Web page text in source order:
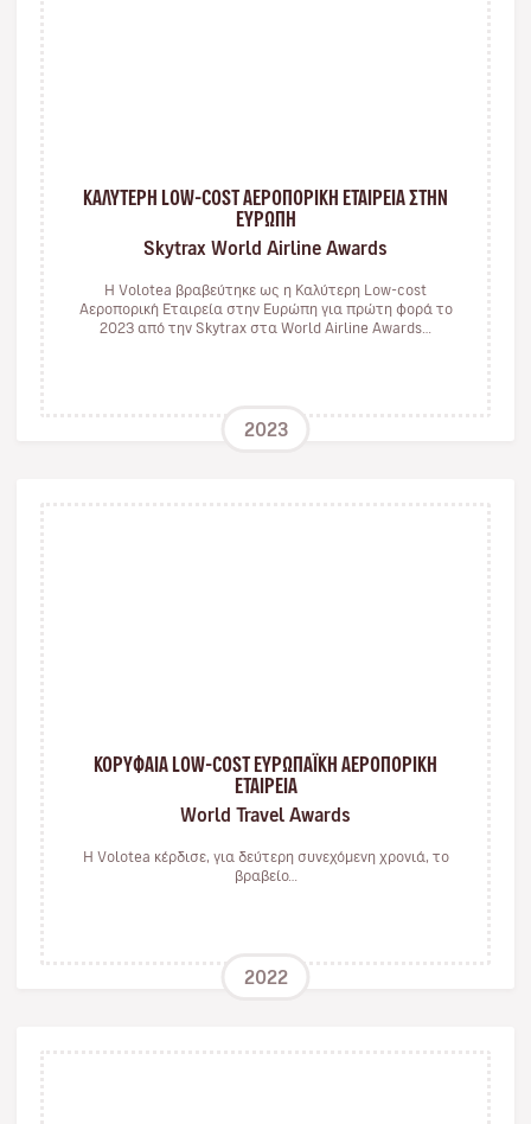
ΚΑΛΥΤΕΡΗ LOW-COST ΑΕΡΟΠΟΡΙΚΗ ΕΤΑΙΡΕΙΑ ΣΤΗΝ
ΕΥΡΩΠΗ
Skytrax World Airline Awards
Η Volotea βραβεύτηκε ως η Καλύτερη Low-cost
Αεροπορική Εταιρεία στην Ευρώπη για πρώτη φορά το
2023 από την Skytrax στα World Airline Awards…
2023
ΚΟΡΥΦΑΙΑ LOW-COST ΕΥΡΩΠΑΪΚΗ ΑΕΡΟΠΟΡΙΚΗ
ΕΤΑΙΡΕΙΑ
World Travel Awards
Η Volotea κέρδισε, για δεύτερη συνεχόμενη χρονιά, το
βραβείο…
2022